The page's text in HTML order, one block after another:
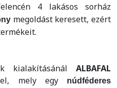
4 lakásos sorház
megoldást keresett, ezért
kialakításánál ALBAFAL
mely egy
núdféderes